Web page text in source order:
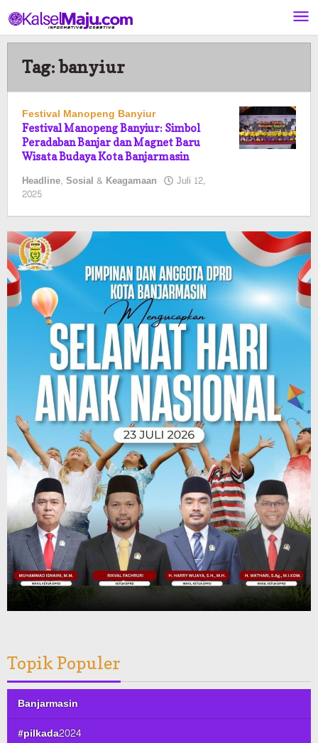
ke
konten
Tag:banyiur
Festival Manopeng Banyiur
Festival Manopeng Banyiur: Simbol
Peradaban Banjar dan Magnet Baru
Wisata Budaya Kota Banjarmasin
Headline, Sosial & Keagamaan Juli 12,
2025
Topik Populer
Banjarmasin
#pilkada2024